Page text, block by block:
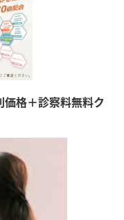
格＋診察料無料ク